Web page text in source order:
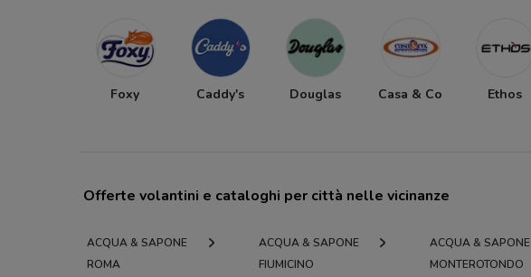
Foxy Caddy's Douglas Casa & Co Ethos
Offerte volantini e cataloghi per città nelle vicinanze
ACQUA & SAPONE
ROMA
ACQUA & SAPONE
FIUMICINO
ACQUA & SAPONE
MONTEROTONDO